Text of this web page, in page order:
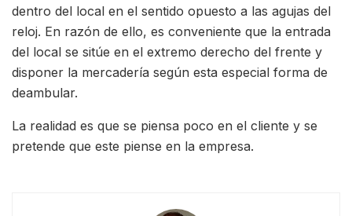
dentro del local en el sentido opuesto a las agujas del
reloj. En razón de ello, es conveniente que la entrada
del local se sitúe en el extremo derecho del frente y
disponer la mercadería según esta especial forma de
deambular.
La realidad es que se piensa poco en el cliente y se
pretende que este piense en la empresa.